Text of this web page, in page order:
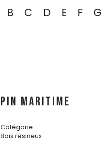
B C D E F G
PIN MARITIME
Catégorie :
Bois résineux